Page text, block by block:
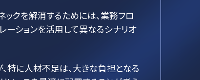
クを解消するためには、業務フロ
ーションを活用して異なるシナリオ
特に人材不足は、大きな負担となる